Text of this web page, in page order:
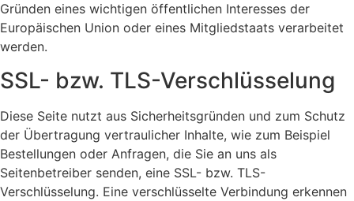
Gründen eines wichtigen öffentlichen Interesses der
Europäischen Union oder eines Mitgliedstaats verarbeitet
werden.
SSL- bzw. TLS-Verschlüsselung
Diese Seite nutzt aus Sicherheitsgründen und zum Schutz
der Übertragung vertraulicher Inhalte, wie zum Beispiel
Bestellungen oder Anfragen, die Sie an uns als
Seitenbetreiber senden, eine SSL- bzw. TLS-
Verschlüsselung. Eine verschlüsselte Verbindung erkennen